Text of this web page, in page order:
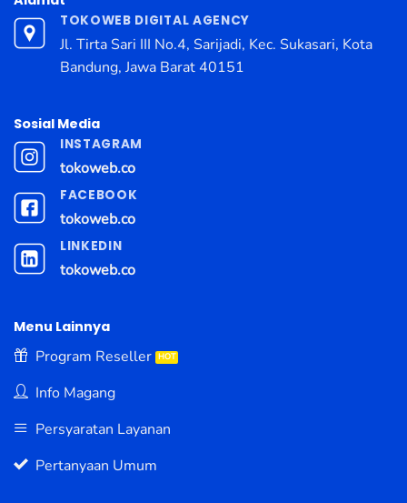
TOKOWEB DIGITAL AGENCY
Jl. Tirta Sari III No.4, Sarijadi, Kec. Sukasari, Kota
Bandung, Jawa Barat 40151
Sosial Media
INSTAGRAM
tokoweb.co
FACEBOOK
tokoweb.co
LINKEDIN
tokoweb.co
Menu Lainnya
Program Reseller
Info Magang
Persyaratan Layanan
Pertanyaan Umum